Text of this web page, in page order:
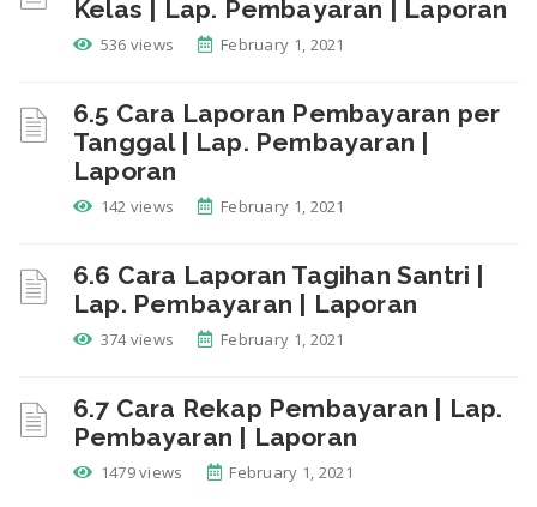
Kelas | Lap. Pembayaran | Laporan
536 views February 1, 2021
6.5 Cara Laporan Pembayaran per
Tanggal | Lap. Pembayaran |
Laporan
142 views February 1, 2021
6.6 Cara Laporan Tagihan Santri |
Lap. Pembayaran | Laporan
374 views February 1, 2021
6.7 Cara Rekap Pembayaran | Lap.
Pembayaran | Laporan
1479 views February 1, 2021